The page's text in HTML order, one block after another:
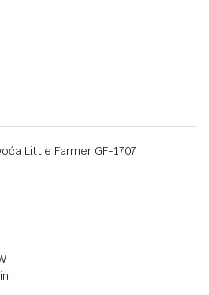
Little Farmer GF-1707